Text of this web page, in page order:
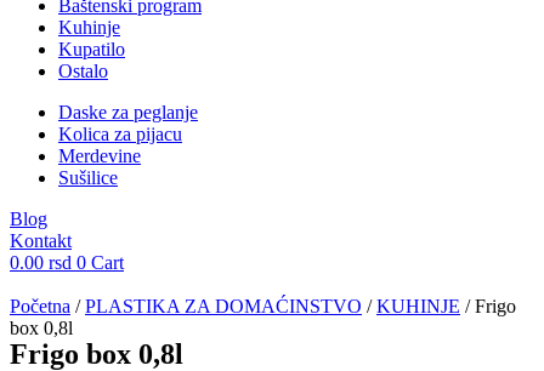
Baštenski program
Kuhinje
Kupatilo
Ostalo
Daske za peglanje
Kolica za pijacu
Merdevine
Sušilice
Blog
Kontakt
0.00 rsd 0 Cart
Početna /PLASTIKA ZA DOMAĆINSTVO /KUHINJE / Frigo
box 0,8l
Frigo box 0,8l